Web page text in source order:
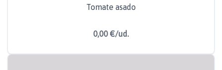
Tomate asado
0,00 €/ud.